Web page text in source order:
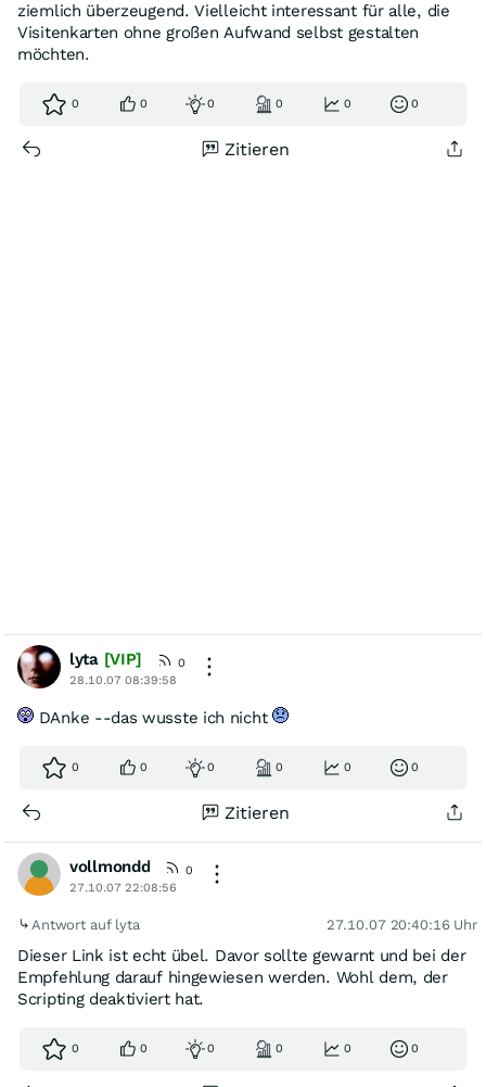
ziemlich überzeugend. Vielleicht interessant für alle, die
Visitenkarten ohne großen Aufwand selbst gestalten
möchten.
0 0 0 0 0 0
Zitieren
lyta[VIP]
0
28.10.07 08:39:58
DAnke --das wusste ich nicht
0 0 0 0 0 0
Zitieren
vollmondd
0
27.10.07 22:08:56
Antwort auf lyta 27.10.07 20:40:16 Uhr
Dieser Link ist echt übel. Davor sollte gewarnt und bei der
Empfehlung darauf hingewiesen werden. Wohl dem, der
Scripting deaktiviert hat.
0 0 0 0 0 0